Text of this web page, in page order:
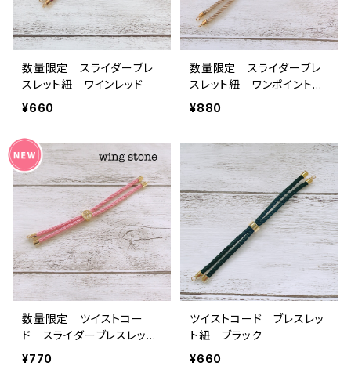
数量限定 スライダーブレ
スレット紐 ワインレッド
¥660
数量限定 スライダーブレ
スレット紐 ワンポイントス
トーン付き モカブラウン
¥880
数量限定 ツイストコー
ド スライダーブレスレッ
ト ベビーピンク
¥770
ツイストコード ブレスレッ
ト紐 ブラック
¥660